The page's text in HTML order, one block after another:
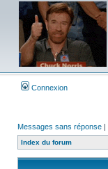
Connexion
Messages sans réponse |
Index du forum